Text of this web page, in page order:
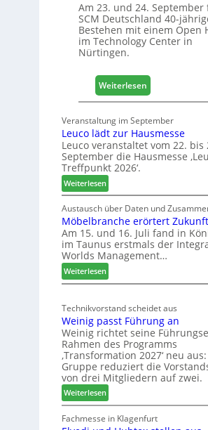
+
H
o
2
0
8
Am 23. und 24. September
SCM Deutschland 40-
Bestehen mit einem Open
im Technology Center in
Nürtingen.
Weiterlesen:
4
J
a
h
C
M
D
e
u
s
h
l
a
n
d
Veranstaltung im September
Leuco lädt zur Hausmesse
Leuco veranstaltet vom 22. bis
September die Hausmesse
Treffpunkt 2026‘.
Weiterlesen:
L
e
u
c
o
l
ä
d
z
u
r
H
a
u
s
m
e
s
Austausch über Daten und
Möbelbranche erörtert Zukunft
Am 15. und 16. Juli fand in
im Taunus erstmals der
Worlds Management…
Weiterlesen:
M
b
e
l
b
r
a
n
c
h
e
Technikvorstand scheidet aus
Weinig passt Führung an
Weinig richtet seine
Rahmen des Programms
‚Transformation 2027‘ neu
Gruppe reduziert die
von drei Mitgliedern auf zwei.
Weiterlesen:
W
e
Fachmesse in Klagenfurt